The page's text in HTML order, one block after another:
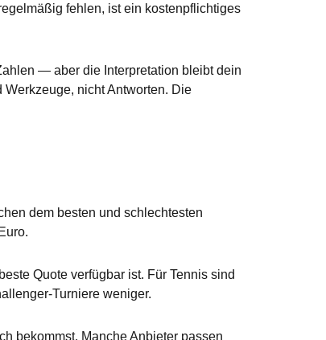
fehlen, ist ein kostenpflichtiges
— aber die Interpretation bleibt dein
nicht Antworten. Die
dem besten und schlechtesten
Quote verfügbar ist. Für Tennis sind
Turniere weniger.
bekommst. Manche Anbieter passen